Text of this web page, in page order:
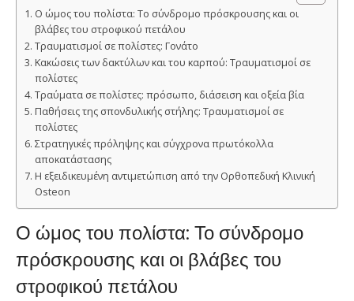
Ο ώμος του πολίστα: Το σύνδρομο πρόσκρουσης και οι
βλάβες του στροφικού πετάλου
Tραυματισμοί σε πολίστες: Γονάτο
Κακώσεις των δακτύλων και του καρπού: Τραυματισμοί σε
πολίστες
Τραύματα σε πολίστες: πρόσωπο, διάσειση και οξεία βία
Παθήσεις της σπονδυλικής στήλης: Τραυματισμοί σε
πολίστες
Στρατηγικές πρόληψης και σύγχρονα πρωτόκολλα
αποκατάστασης
Η εξειδικευμένη αντιμετώπιση από την Ορθοπεδική Κλινική
Osteon
Ο ώμος του πολίστα: Το σύνδρομο
πρόσκρουσης και οι βλάβες του
στροφικού πετάλου